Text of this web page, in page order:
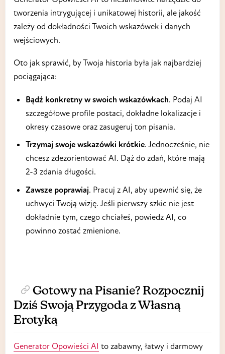
tworzenia intrygującej i unikatowej historii, ale jakość
zależy od dokładności Twoich wskazówek i danych
wejściowych.
Oto jak sprawić, by Twoja historia była jak najbardziej
pociągająca:
Bądź konkretny w swoich wskazówkach. Podaj AI
szczegółowe profile postaci, dokładne lokalizacje i
okresy czasowe oraz zasugeruj ton pisania.
Trzymaj swoje wskazówki krótkie. Jednocześnie, nie
chcesz zdezorientować AI. Dąż do zdań, które mają
2-3 zdania długości.
Zawsze poprawiaj. Pracuj z AI, aby upewnić się, że
uchwyci Twoją wizję. Jeśli pierwszy szkic nie jest
dokładnie tym, czego chciałeś, powiedz AI, co
powinno zostać zmienione.
Gotowy na Pisanie? Rozpocznij
Dziś Swoją Przygoda z Własną
Erotyką
Generator Opowieści AI to zabawny, łatwy i darmowy